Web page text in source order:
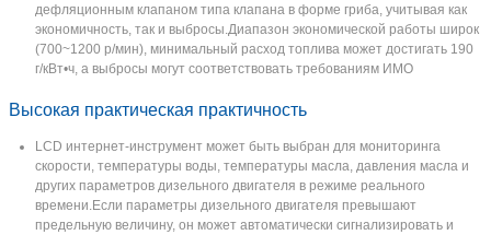
дефляционным клапаном типа клапана в форме гриба, учитывая как
экономичность, так и выбросы.Диапазон экономической работы широк
(700~1200 р/мин), минимальный расход топлива может достигать 190
г/кВт•ч, а выбросы могут соответствовать требованиям ИМО
Высокая практическая практичность
LCD интернет-инструмент может быть выбран для мониторинга
скорости, температуры воды, температуры масла, давления масла и
других параметров дизельного двигателя в режиме реального
времени.Если параметры дизельного двигателя превышают
предельную величину, он может автоматически сигнализировать и